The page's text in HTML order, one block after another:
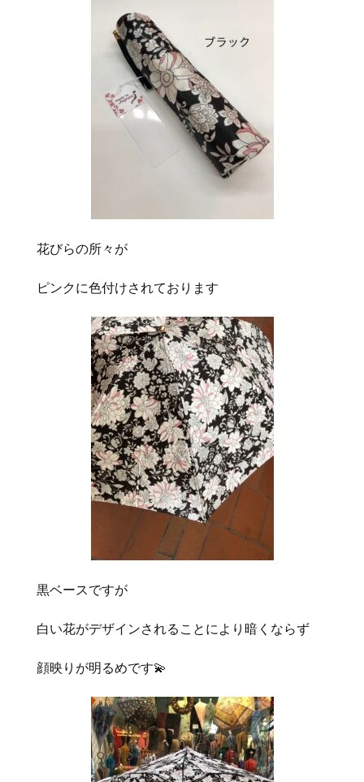
花びらの所々が
ピンクに色付けされております
黒ベースですが
白い花がデザインされることにより暗くならず
顔映りが明るめです💫